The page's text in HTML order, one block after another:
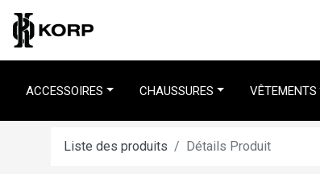
ACCESSOIRES CHAUSSURES VÊTEMENTS
Liste des produits Détails Produit